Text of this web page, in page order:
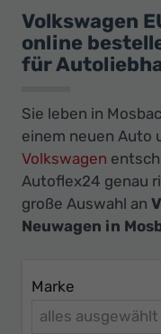
Gebrauchtwagen
zu
Top-
-
Ihr
Innovatives
Autohaus
Volkswagen
online
für
Sie leben in
einem neuen Auto
Volkswagen
Autoflex24 genau
große Auswahl an
Neuwagen in
Marke
alles ausgewählt